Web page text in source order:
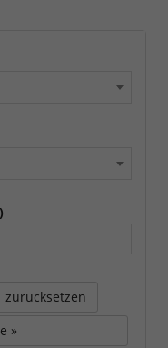
zurücksetzen
»